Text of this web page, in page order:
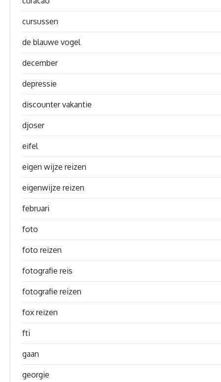
cursussen
de blauwe vogel
december
depressie
discounter vakantie
djoser
eifel
eigen wijze reizen
eigenwijze reizen
februari
foto
foto reizen
fotografie reis
fotografie reizen
fox reizen
fti
gaan
georgie